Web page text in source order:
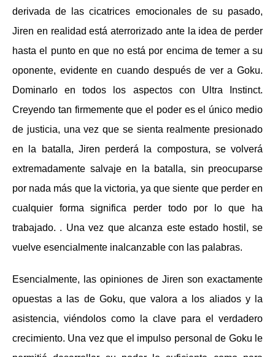
derivada de las cicatrices emocionales de su pasado,
Jiren en realidad está aterrorizado ante la idea de perder
hasta el punto en que no está por encima de temer a su
oponente, evidente en cuando después de ver a Goku.
Dominarlo en todos los aspectos con Ultra Instinct.
Creyendo tan firmemente que el poder es el único medio
de justicia, una vez que se sienta realmente presionado
en la batalla, Jiren perderá la compostura, se volverá
extremadamente salvaje en la batalla, sin preocuparse
por nada más que la victoria, ya que siente que perder en
cualquier forma significa perder todo por lo que ha
trabajado. . Una vez que alcanza este estado hostil, se
vuelve esencialmente inalcanzable con las palabras.
Esencialmente, las opiniones de Jiren son exactamente
opuestas a las de Goku, que valora a los aliados y la
asistencia, viéndolos como la clave para el verdadero
crecimiento. Una vez que el impulso personal de Goku le